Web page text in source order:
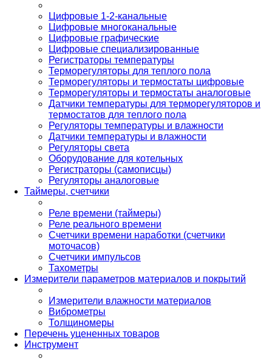
Цифровые 1-2-канальные
Цифровые многоканальные
Цифровые графические
Цифровые специализированные
Регистраторы температуры
Терморегуляторы для теплого пола
Терморегуляторы и термостаты цифровые
Терморегуляторы и термостаты аналоговые
Датчики температуры для терморегуляторов и
термостатов для теплого пола
Регуляторы температуры и влажности
Датчики температуры и влажности
Регуляторы света
Оборудование для котельных
Регистраторы (самописцы)
Регуляторы аналоговые
Таймеры, счетчики
Реле времени (таймеры)
Реле реального времени
Счетчики времени наработки (счетчики
моточасов)
Счетчики импульсов
Тахометры
Измерители параметров материалов и покрытий
Измерители влажности материалов
Виброметры
Толщиномеры
Перечень уцененных товаров
Инструмент